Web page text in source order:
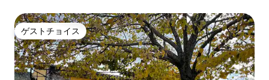
ゲストチョイス
ゲストチョイス